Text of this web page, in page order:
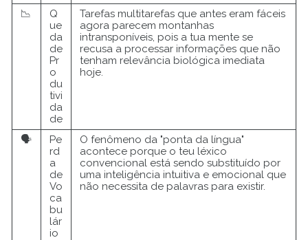
📉
Q
ue
da
de
Pr
o
du
tivi
da
de
Tarefas multitarefas que antes eram fáceis
agora parecem montanhas
intransponíveis, pois a tua mente se
recusa a processar informações que não
tenham relevância biológica imediata
hoje.
🗣️
Pe
rd
a
de
Vo
ca
bu
lár
io
O fenômeno da "ponta da língua"
acontece porque o teu léxico
convencional está sendo substituído por
uma inteligência intuitiva e emocional que
não necessita de palavras para existir.